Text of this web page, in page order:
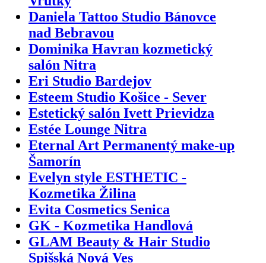
Daniela Tattoo Studio Bánovce
nad Bebravou
Dominika Havran kozmetický
salón Nitra
Eri Studio Bardejov
Esteem Studio Košice - Sever
Estetický salón Ivett Prievidza
Estée Lounge Nitra
Eternal Art Permanentý make-up
Šamorín
Evelyn style ESTHETIC -
Kozmetika Žilina
Evita Cosmetics Senica
GK - Kozmetika Handlová
GLAM Beauty & Hair Studio
Spišská Nová Ves